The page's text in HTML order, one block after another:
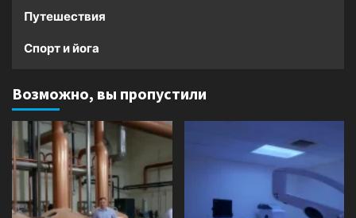
Путешествия
Спорт и йога
Возможно, вы пропустили